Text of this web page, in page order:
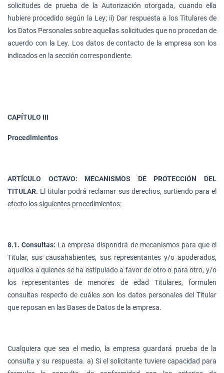
solicitudes de prueba de la Autorización otorgada, cuando ella
hubiere procedido según la Ley; ii) Dar respuesta a los Titulares de
los Datos Personales sobre aquellas solicitudes que no procedan de
acuerdo con la Ley. Los datos de contacto de la empresa son los
indicados en la sección correspondiente.
CAPÍTULO III
Procedimientos
ARTÍCULO OCTAVO: MECANISMOS DE PROTECCIÓN DEL
TITULAR. El titular podrá reclamar sus derechos, surtiendo para el
efecto los siguientes procedimientos:
8.1. Consultas: La empresa dispondrá de mecanismos para que el
Titular, sus causahabientes, sus representantes y/o apoderados,
aquellos a quienes se ha estipulado a favor de otro o para otro, y/o
los representantes de menores de edad Titulares, formulen
consultas respecto de cuáles son los datos personales del Titular
que reposan en las Bases de Datos de la empresa.
Cualquiera que sea el medio, la empresa guardará prueba de la
consulta y su respuesta. a) Si el solicitante tuviere capacidad para